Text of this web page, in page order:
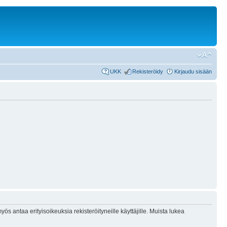
UKK Rekisteröidy Kirjaudu sisään
antaa erityisoikeuksia rekisteröityneille käyttäjille. Muista lukea